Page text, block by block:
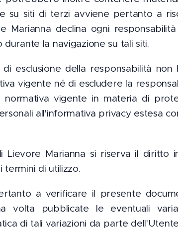
su siti di terzi avviene pertanto a
Marianna declina ogni
la navigazione su tali siti.
di esclusione della responsabilità
vigente né di escludere la
normativa vigente in materia di
all'informativa privacy estesa
Lievore Marianna si riserva il diritto
termini di utilizzo.
a verificare il presente
volta pubblicate le eventuali
di tali variazioni da parte